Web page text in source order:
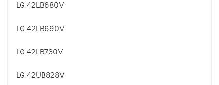
LG 42LB680V
LG 42LB690V
LG 42LB730V
LG 42UB828V